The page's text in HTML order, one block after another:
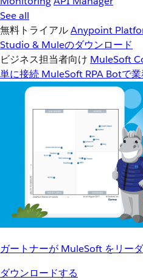
See all
無料トライアルAnypoint
Studio & Muleのダウンロード
ビジネス担当者向け MuleSoft
単に接続 MuleSoft RPA Botで
ガートナーが MuleSoft をリー
ダウンロードする